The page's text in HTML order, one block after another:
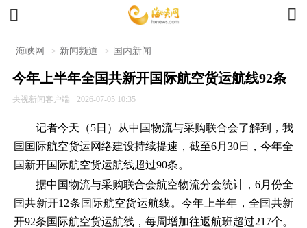
 
海峡网 > 新闻频道 > 国内新闻
今年上半年全国共新开国际航空货运航线92条
央视新闻客户端 2026-07-05 10:35
记者今天（5日）从中国物流与采购联合会了解到，我
国国际航空货运网络建设持续提速，截至6月30日，今年全
国新开国际航空货运航线超过90条。
据中国物流与采购联合会航空物流分会统计，6月份全
国共新开12条国际航空货运航线。今年上半年，全国共新
开92条国际航空货运航线，每周增加往返航班超过217个。